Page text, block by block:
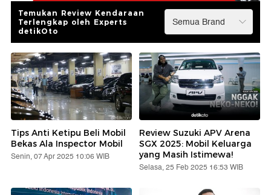
Temukan Review Kendaraan
Terlengkap oleh Experts
detikOto
Tips Anti Ketipu Beli Mobil
Bekas Ala Inspector Mobil
Senin, 07 Apr 2025 10:06 WIB
Review Suzuki APV Arena
SGX 2025: Mobil Keluarga
yang Masih Istimewa!
Selasa, 25 Feb 2025 16:53 WIB